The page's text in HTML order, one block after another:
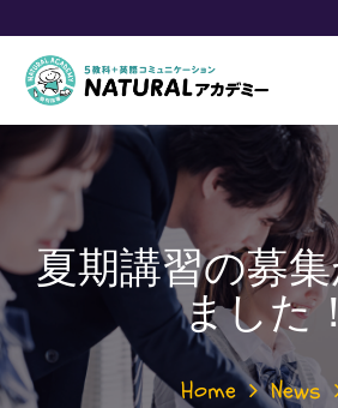
夏期講習の募集
ました！
Home
News